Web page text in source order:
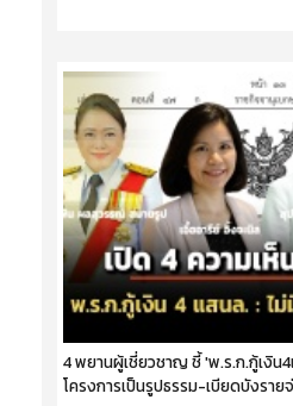
4 พยานผู้เชี่ยวชาญ ชี้ 'พ.ร.ก.กู้เงิน
โครงการเป็นรูปธรรม-เบียดบังราย